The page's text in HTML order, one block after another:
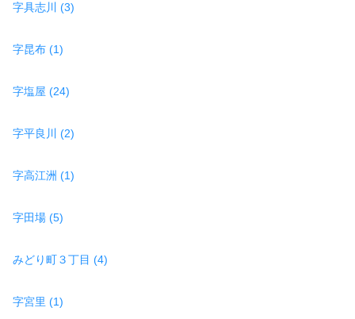
字具志川 (3)
字昆布 (1)
字塩屋 (24)
字平良川 (2)
字高江洲 (1)
字田場 (5)
みどり町３丁目 (4)
字宮里 (1)